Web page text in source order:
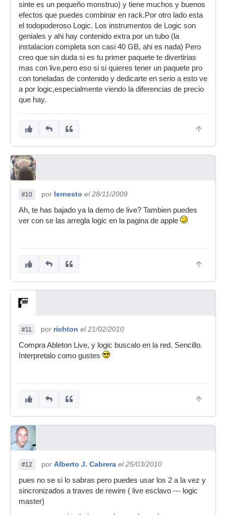
sinte es un pequeño monstruo) y tiene muchos y buenos
efectos que puedes combinar en rack.Por otro lado esta
el todopoderoso Logic. Los instrumentos de Logic son
geniales y ahi hay contenido extra por un tubo (la
instalacion completa son casi 40 GB, ahi es nada) Pero
creo que sin duda si es tu primer paquete te divertirias
mas con live,pero eso si si quieres tener un paquete pro
con toneladas de contenido y dedicarte en serio a esto ve
a por logic,especialmente viendo la diferencias de precio
que hay.
#10 por Iernesto el 28/11/2009
Ah, te has bajado ya la demo de live? Tambien puedes
ver con se las arregla logic en la pagina de apple
#11 por richton el 21/02/2010
Compra Ableton Live, y logic buscalo en la red. Sencillo.
Interpretalo como gustes
#12 por Alberto J. Cabrera el 25/03/2010
pues no se si lo sabras pero puedes usar los 2 a la vez y
sincronizados a traves de rewire ( live esclavo --- logic
master)